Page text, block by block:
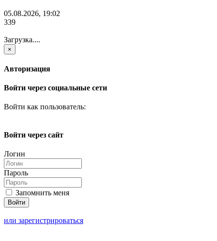
05.08.2026, 19:02
339
Загрузка....
×
Авторизация
Войти через социальные сети
Войти как пользователь:
Войти через сайт
Логин
Пароль
Запомнить меня
или зарегистрироваться